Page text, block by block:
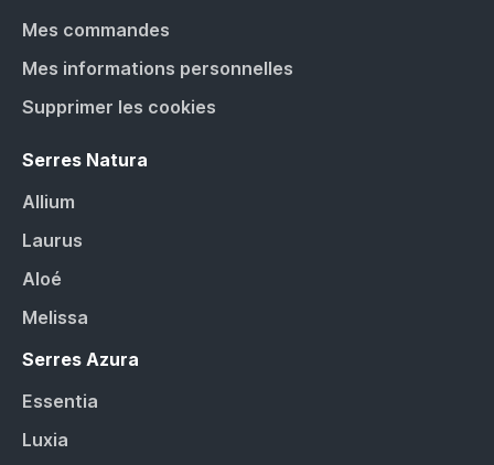
Mes commandes
Mes informations personnelles
Supprimer les cookies
Serres Natura
Allium
Laurus
Aloé
Melissa
Serres Azura
Essentia
Luxia